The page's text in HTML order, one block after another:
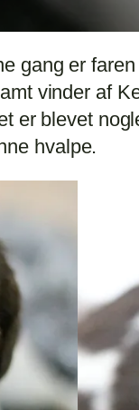
gang er
vinder af
er blevet
hvalpe.